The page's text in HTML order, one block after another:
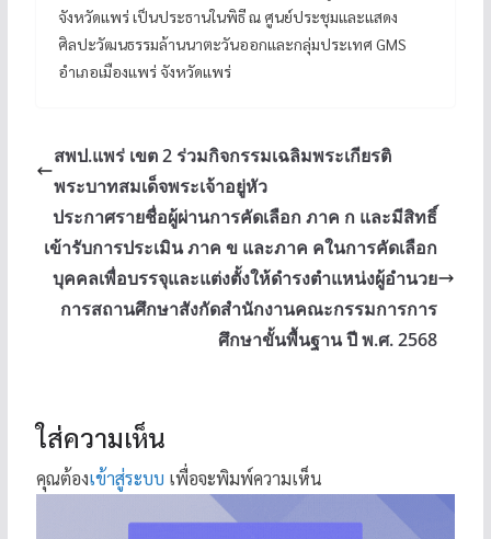
จังหวัดแพร่ เป็นประธานในพิธี ณ ศูนย์ประชุมและแสดง
ศิลปะวัฒนธรรมล้านนาตะวันออกและกลุ่มประเทศ GMS
อำเภอเมืองแพร่ จังหวัดแพร่
สพป.แพร่ เขต 2 ร่วมกิจกรรมเฉลิมพระเกียรติ
พระบาทสมเด็จพระเจ้าอยู่หัว
ประกาศรายชื่อผู้ผ่านการคัดเลือก ภาค ก และมีสิทธิ์
เข้ารับการประเมิน ภาค ข และภาค คในการคัดเลือก
บุคคลเพื่อบรรจุและแต่งตั้งให้ดำรงตำแหน่งผู้อำนวย
การสถานศึกษาสังกัดสำนักงานคณะกรรมการการ
ศึกษาขั้นพื้นฐาน ปี พ.ศ. 2568
ใส่ความเห็น
คุณต้องเข้าสู่ระบบ เพื่อจะพิมพ์ความเห็น